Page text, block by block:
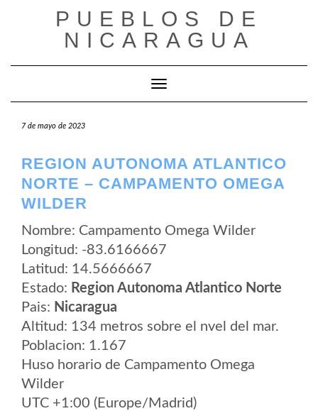
PUEBLOS DE
NICARAGUA
Cambiar modo de navegación
7 de mayo de 2023
REGION AUTONOMA ATLANTICO
NORTE – CAMPAMENTO OMEGA
WILDER
Nombre: Campamento Omega Wilder
Longitud: -83.6166667
Latitud: 14.5666667
Estado: Region Autonoma Atlantico Norte
Pais: Nicaragua
Altitud: 134 metros sobre el nvel del mar.
Poblacion: 1.167
Huso horario de Campamento Omega
Wilder
UTC +1:00 (Europe/Madrid)